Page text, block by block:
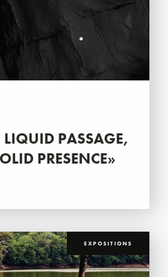
LIQUID PASSAGE,
PRESENCE»
EXPOSITIONS